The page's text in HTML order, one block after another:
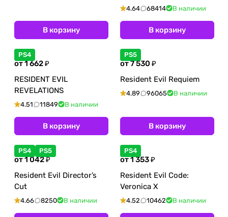
В корзину
4.64 68414 В наличии
В корзину
PS4
от 1 662 ₽
RESIDENT EVIL
REVELATIONS
4.51 11849 В наличии
В корзину
PS5
от 7 530 ₽
Resident Evil Requiem
4.89 96065 В наличии
В корзину
PS4 PS5
от 1 042 ₽
Resident Evil Director’s
Cut
4.66 8250 В наличии
PS4
от 1 353 ₽
Resident Evil Code:
Veronica X
4.52 10462 В наличии